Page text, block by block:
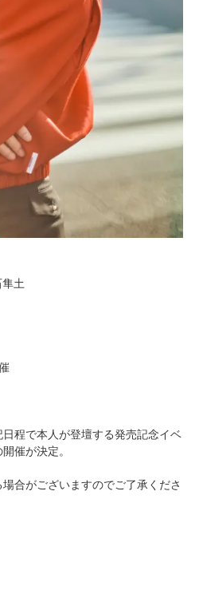
土
程で本人が登壇する発売記念イベ
催が決定。
合がございますのでご了承くださ